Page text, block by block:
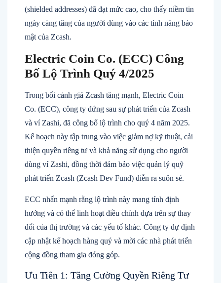
(shielded addresses) đã đạt mức cao, cho thấy niềm tin
ngày càng tăng của người dùng vào các tính năng bảo
mật của Zcash.
Electric Coin Co. (ECC) Công
Bố Lộ Trình Quý 4/2025
Trong bối cảnh giá Zcash tăng mạnh, Electric Coin
Co. (ECC), công ty đứng sau sự phát triển của Zcash
và ví Zashi, đã công bố lộ trình cho quý 4 năm 2025.
Kế hoạch này tập trung vào việc giảm nợ kỹ thuật, cải
thiện quyền riêng tư và khả năng sử dụng cho người
dùng ví Zashi, đồng thời đảm bảo việc quản lý quỹ
phát triển Zcash (Zcash Dev Fund) diễn ra suôn sẻ.
ECC nhấn mạnh rằng lộ trình này mang tính định
hướng và có thể linh hoạt điều chỉnh dựa trên sự thay
đổi của thị trường và các yếu tố khác. Công ty dự định
cập nhật kế hoạch hàng quý và mời các nhà phát triển
cộng đồng tham gia đóng góp.
Ưu Tiên 1: Tăng Cường Quyền Riêng Tư